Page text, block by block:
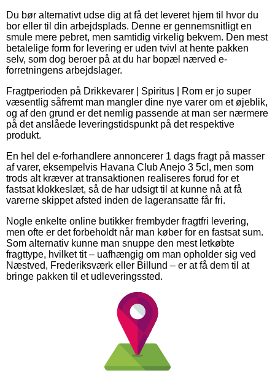
Du bør alternativt udse dig at få det leveret hjem til hvor du
bor eller til din arbejdsplads. Denne er gennemsnitligt en
smule mere pebret, men samtidig virkelig bekvem. Den mest
betalelige form for levering er uden tvivl at hente pakken
selv, som dog beroer på at du har bopæl nærved e-
forretningens arbejdslager.
Fragtperioden på Drikkevarer | Spiritus | Rom er jo super
væsentlig såfremt man mangler dine nye varer om et øjeblik,
og af den grund er det nemlig passende at man ser nærmere
på det anslåede leveringstidspunkt på det respektive
produkt.
En hel del e-forhandlere annoncerer 1 dags fragt på masser
af varer, eksempelvis Havana Club Anejo 3 5cl, men som
trods alt kræver at transaktionen realiseres forud for et
fastsat klokkeslæt, så de har udsigt til at kunne nå at få
varerne skippet afsted inden de lageransatte får fri.
Nogle enkelte online butikker frembyder fragtfri levering,
men ofte er det forbeholdt når man køber for en fastsat sum.
Som alternativ kunne man snuppe den mest letkøbte
fragttype, hvilket tit – uafhængig om man opholder sig ved
Næstved, Frederiksværk eller Billund – er at få dem til at
bringe pakken til et udleveringssted.